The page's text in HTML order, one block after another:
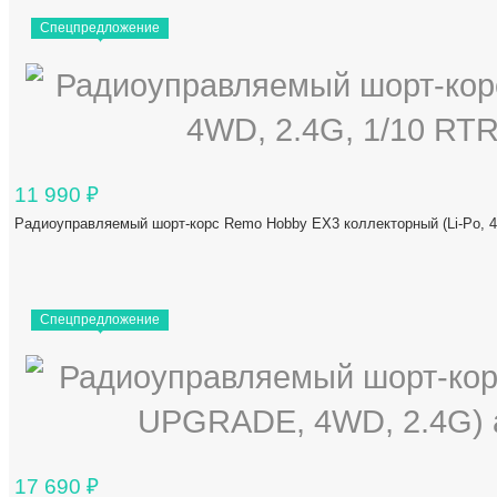
Спецпредложение
11 990 ₽
Радиоуправляемый шорт-корс Remo Hobby EX3 коллекторный (Li-Po,
Спецпредложение
17 690 ₽